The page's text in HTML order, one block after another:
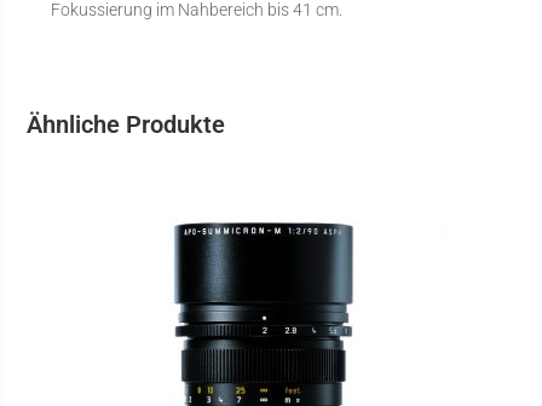
Fokussierung im Nahbereich bis 41 cm.
Ähnliche Produkte